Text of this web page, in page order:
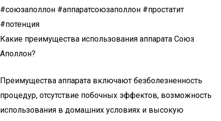
#союзаполлон #аппаратсоюзаполлон #простатит
#потенция
Какие преимущества использования аппарата Союз
Аполлон?
Преимущества аппарата включают безболезненность
процедур, отсутствие побочных эффектов, возможность
использования в домашних условиях и высокую